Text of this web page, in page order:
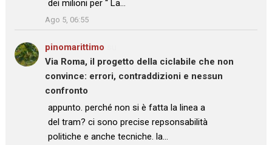
dei milioni per “ La…
”
Ago 5, 06:55
pinomarittimo
Via Roma, il progetto della ciclabile che non
convince: errori, contraddizioni e nessun
confronto
: “
appunto. perché non si è fatta la linea a
del tram? ci sono precise repsonsabilità
politiche e anche tecniche. la…
”